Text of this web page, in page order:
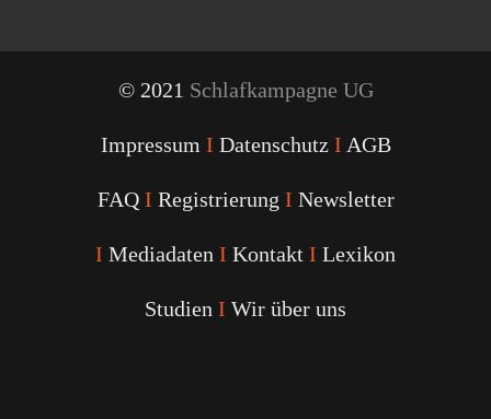
© 2021 Schlafkampagne UG
Impressum I Datenschutz I AGB
FAQ I Registrierung I Newsletter
I Mediadaten I Kontakt I Lexikon
Studien I Wir über uns